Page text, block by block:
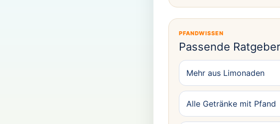
PFANDWISSEN
Passende Ratgeber
Mehr aus Limonaden
Alle Getränke mit Pfand